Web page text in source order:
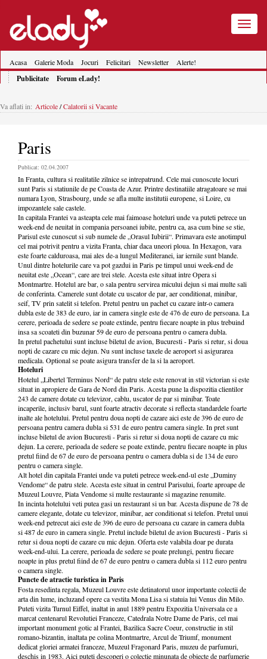
Toggle
Acasa Galerie Moda Jocuri Felicitari Newsletter Alerte!
Publicitate Forum eLady!
Va aflati in: Articole/Calatorii si Vacante
Paris
Publicat: 02.04.2007
In Franta, cultura si realitatile zilnice se intrepatrund. Cele mai cunoscute locuri
sunt Paris si statiunile de pe Coasta de Azur. Printre destinatiile atragatoare se mai
numara Lyon, Strasbourg, unde se afla multe institutii europene, si Loire, cu
impozantele sale castele.
In capitala Frantei va asteapta cele mai faimoase hoteluri unde va puteti petrece un
week-end de neuitat in compania persoanei iubite, pentru ca, asa cum bine se stie,
Parisul este cunoscut si sub numele de „Orasul Iubirii“. Primavara este anotimpul
cel mai potrivit pentru a vizita Franta, chiar daca uneori ploua. In Hexagon, vara
este foarte calduroasa, mai ales de-a lungul Mediteranei, iar iernile sunt blande.
Unul dintre hotelurile care va pot gazdui in Paris pe timpul unui week-end de
neuitat este „Ocean“, care are trei stele. Acesta este situat intre Opera si
Montmartre. Hotelul are bar, o sala pentru servirea micului dejun si mai multe sali
de conferinta. Camerele sunt dotate cu uscator de par, aer conditionat, minibar,
seif, TV prin satelit si telefon. Pretul pentru un pachet cu cazare intr-o camera
dubla este de 383 de euro, iar in camera single este de 476 de euro de persoana. La
cerere, perioada de sedere se poate extinde, pentru fiecare noapte in plus trebuind
insa sa scoateti din buzunar 59 de euro de persoana pentru o camera dubla.
In pretul pachetului sunt incluse biletul de avion, Bucuresti - Paris si retur, si doua
nopti de cazare cu mic dejun. Nu sunt incluse taxele de aeroport si asigurarea
medicala. Optional se poate asigura transfer de la si la aeroport.
Hoteluri
Hotelul „Libertel Terminus Nord“ de patru stele este renovat in stil victorian si este
situat in apropiere de Gara de Nord din Paris. Acesta pune la dispozitia clientilor
243 de camere dotate cu televizor, cablu, uscator de par si minibar. Toate
incaperile, inclusiv barul, sunt foarte atractiv decorate si reflecta standardele foarte
inalte ale hotelului. Pretul pentru doua nopti de cazare aici este de 396 de euro de
persoana pentru camera dubla si 531 de euro pentru camera single. In pret sunt
incluse biletul de avion Bucuresti - Paris si retur si doua nopti de cazare cu mic
dejun. La cerere, perioada de sedere se poate extinde, pentru fiecare noapte in plus
pretul fiind de 67 de euro de persoana pentru o camera dubla si de 134 de euro
pentru o camera single.
Alt hotel din capitala Frantei unde va puteti petrece week-end-ul este „Duminy
Vendome“ de patru stele. Acesta este situat in centrul Parisului, foarte aproape de
Muzeul Louvre, Piata Vendome si multe restaurante si magazine renumite.
In incinta hotelului veti putea gasi un restaurant si un bar. Acesta dispune de 78 de
camere elegante, dotate cu televizor, minibar, aer conditionat si telefon. Pretul unui
week-end petrecut aici este de 396 de euro de persoana cu cazare in camera dubla
si 487 de euro in camera single. Pretul include biletul de avion Bucuresti - Paris si
retur si doua nopti de cazare cu mic dejun. Oferta este valabila doar pe durata
week-end-ului. La cerere, perioada de sedere se poate prelungi, pentru fiecare
noapte in plus pretul fiind de 67 de euro pentru o camera dubla si 112 euro pentru
o camera single.
Puncte de atractie turistica in Paris
Fosta resedinta regala, Muzeul Louvre este detinatorul unor importante colectii de
arta din lume, incluzand opere ca vestita Mona Lisa si statuia lui Venus din Milo.
Puteti vizita Turnul Eiffel, inaltat in anul 1889 pentru Expozitia Universala ce a
marcat centenarul Revolutiei Franceze, Catedrala Notre Dame de Paris, cel mai
important monument gotic al Frantei, Bazilica Sacre Coeur, constructie in stil
romano-bizantin, inaltata pe colina Montmartre, Arcul de Triumf, monument
dedicat gloriei armatei franceze, Muzeul Fragonard Paris, muzeu de parfumuri,
deschis in 1983. Aici puteti descoperi o colectie minunata de obiecte de parfumerie